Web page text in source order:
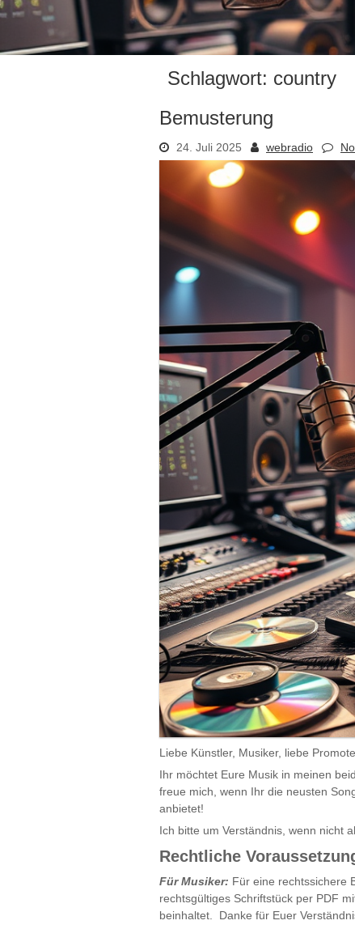
Schlagwort: country
Bemusterung
24. Juli 2025 webradio
Liebe Künstler, Musiker, liebe
Ihr möchtet Eure Musik in meinen
freue mich, wenn Ihr die neusten
anbietet!
Ich bitte um Verständnis, wenn nicht
Rechtliche
Für Musiker: Für eine rechtssichere
rechtsgültiges Schriftstück per PDF
beinhaltet. Danke für Euer